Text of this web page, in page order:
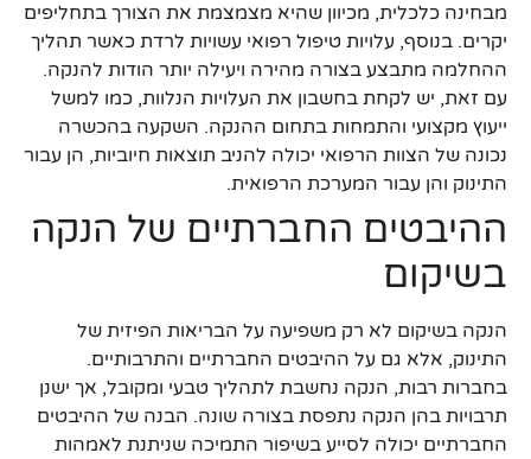
מבחינה כלכלית, מכיוון שהיא מצמצמת את הצורך בתחליפים
יקרים. בנוסף, עלויות טיפול רפואי עשויות לרדת כאשר תהליך
ההחלמה מתבצע בצורה מהירה ויעילה יותר הודות להנקה.
עם זאת, יש לקחת בחשבון את העלויות הנלוות, כמו למשל
ייעוץ מקצועי והתמחות בתחום ההנקה. השקעה בהכשרה
נכונה של הצוות הרפואי יכולה להניב תוצאות חיוביות, הן עבור
התינוק והן עבור המערכת הרפואית.
ההיבטים החברתיים של הנקה
בשיקום
הנקה בשיקום לא רק משפיעה על הבריאות הפיזית של
התינוק, אלא גם על ההיבטים החברתיים והתרבותיים.
בחברות רבות, הנקה נחשבת לתהליך טבעי ומקובל, אך ישנן
תרבויות בהן הנקה נתפסת בצורה שונה. הבנה של ההיבטים
החברתיים יכולה לסייע בשיפור התמיכה שניתנת לאמהות